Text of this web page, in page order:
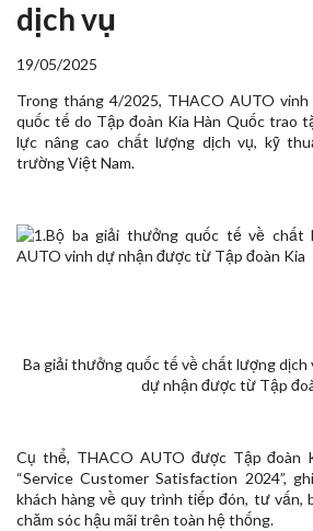
dịch vụ
19/05/2025
Trong tháng 4/2025, THACO AUTO
quốc tế do Tập đoàn Kia Hàn Quốc trao
lực nâng cao chất lượng dịch vụ, kỹ
trường Việt Nam.
Ba giải thưởng quốc tế về chất lượng
dự nhận được từ Tập
Cụ thể, THACO AUTO được Tập đoàn
“Service Customer Satisfaction 2024”,
khách hàng về quy trình tiếp đón, tư vấn,
chăm sóc hậu mãi trên toàn hệ thống.